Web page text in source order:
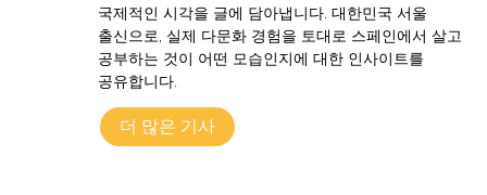
국제적인 시각을 글에 담아냅니다. 대한민국 서울
출신으로, 실제 다문화 경험을 토대로 스페인에서 살고
공부하는 것이 어떤 모습인지에 대한 인사이트를
공유합니다.
더 많은 기사